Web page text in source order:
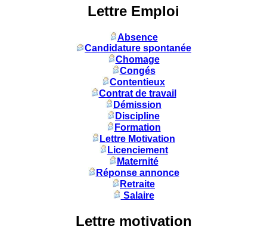
Lettre Emploi
Absence
Candidature spontanée
Chomage
Congés
Contentieux
Contrat de travail
Démission
Discipline
Formation
Lettre Motivation
Licenciement
Maternité
Réponse annonce
Retraite
Salaire
Lettre motivation